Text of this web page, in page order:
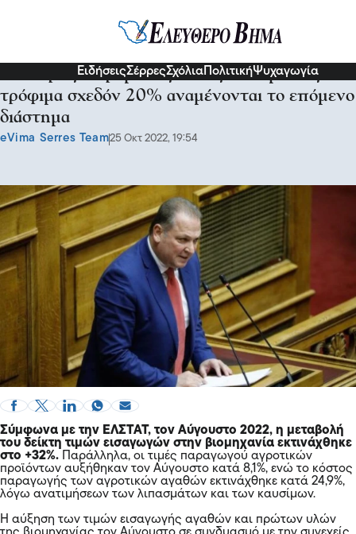
ΕιδήσειςΣέρρεςΣχόλια ΠολιτικήΨυχαγωγία
Λευτέρης Αβραμάκης: Νέες ανατιμήσεις στα
τρόφιμα σχεδόν 20% αναμένονται το επόμενο
διάστημα
eVima Serres Team25 Οκτ 2022, 19:54
Σύμφωνα με την ΕΛΣΤΑΤ, τον Αύγουστο 2022, η μεταβολή
του δείκτη τιμών εισαγωγών στην βιομηχανία εκτινάχθηκε
στο +32%.
Παράλληλα, οι τιμές παραγωγού αγροτικών
προϊόντων αυξήθηκαν τον Αύγουστο κατά 8,1%, ενώ το κόστος
παραγωγής των αγροτικών αγαθών εκτινάχθηκε κατά 24,9%,
λόγω ανατιμήσεων των λιπασμάτων και των καυσίμων.
Η αύξηση των τιμών εισαγωγής αγαθών και πρώτων υλών